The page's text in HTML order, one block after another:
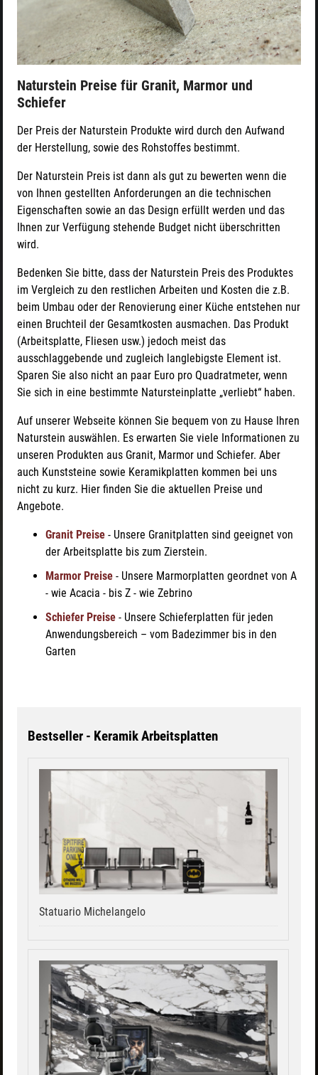
Naturstein Preise für Granit, Marmor und
Schiefer
Der Preis der Naturstein Produkte wird durch den Aufwand
der Herstellung, sowie des Rohstoffes bestimmt.
Der Naturstein Preis ist dann als gut zu bewerten wenn die
von Ihnen gestellten Anforderungen an die technischen
Eigenschaften sowie an das Design erfüllt werden und das
Ihnen zur Verfügung stehende Budget nicht überschritten
wird.
Bedenken Sie bitte, dass der Naturstein Preis des Produktes
im Vergleich zu den restlichen Arbeiten und Kosten die z.B.
beim Umbau oder der Renovierung einer Küche entstehen nur
einen Bruchteil der Gesamtkosten ausmachen. Das Produkt
(Arbeitsplatte, Fliesen usw.) jedoch meist das
ausschlaggebende und zugleich langlebigste Element ist.
Sparen Sie also nicht an paar Euro pro Quadratmeter, wenn
Sie sich in eine bestimmte Natursteinplatte „verliebt“ haben.
Auf unserer Webseite können Sie bequem von zu Hause Ihren
Naturstein auswählen. Es erwarten Sie viele Informationen zu
unseren Produkten aus Granit, Marmor und Schiefer. Aber
auch Kunststeine sowie Keramikplatten kommen bei uns
nicht zu kurz. Hier finden Sie die aktuellen Preise und
Angebote.
Granit Preise - Unsere Granitplatten sind geeignet von
der Arbeitsplatte bis zum Zierstein.
Marmor Preise - Unsere Marmorplatten geordnet von A
- wie Acacia - bis Z - wie Zebrino
Schiefer Preise - Unsere Schieferplatten für jeden
Anwendungsbereich – vom Badezimmer bis in den
Garten
Bestseller - Keramik Arbeitsplatten
Statuario Michelangelo